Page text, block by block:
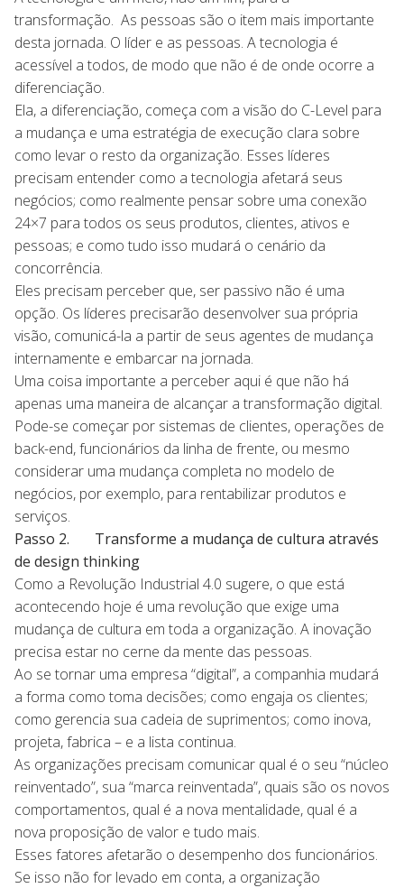
transformação. As pessoas são o item mais importante
desta jornada. O líder e as pessoas. A tecnologia é
acessível a todos, de modo que não é de onde ocorre a
diferenciação.
Ela, a diferenciação, começa com a visão do C-Level para
a mudança e uma estratégia de execução clara sobre
como levar o resto da organização. Esses líderes
precisam entender como a tecnologia afetará seus
negócios; como realmente pensar sobre uma conexão
24×7 para todos os seus produtos, clientes, ativos e
pessoas; e como tudo isso mudará o cenário da
concorrência.
Eles precisam perceber que, ser passivo não é uma
opção. Os líderes precisarão desenvolver sua própria
visão, comunicá-la a partir de seus agentes de mudança
internamente e embarcar na jornada.
Uma coisa importante a perceber aqui é que não há
apenas uma maneira de alcançar a transformação digital.
Pode-se começar por sistemas de clientes, operações de
back-end, funcionários da linha de frente, ou mesmo
considerar uma mudança completa no modelo de
negócios, por exemplo, para rentabilizar produtos e
serviços.
Passo 2. Transforme a mudança de cultura através
de design thinking
Como a Revolução Industrial 4.0 sugere, o que está
acontecendo hoje é uma revolução que exige uma
mudança de cultura em toda a organização. A inovação
precisa estar no cerne da mente das pessoas.
Ao se tornar uma empresa “digital”, a companhia mudará
a forma como toma decisões; como engaja os clientes;
como gerencia sua cadeia de suprimentos; como inova,
projeta, fabrica – e a lista continua.
As organizações precisam comunicar qual é o seu “núcleo
reinventado”, sua “marca reinventada”, quais são os novos
comportamentos, qual é a nova mentalidade, qual é a
nova proposição de valor e tudo mais.
Esses fatores afetarão o desempenho dos funcionários.
Se isso não for levado em conta, a organização